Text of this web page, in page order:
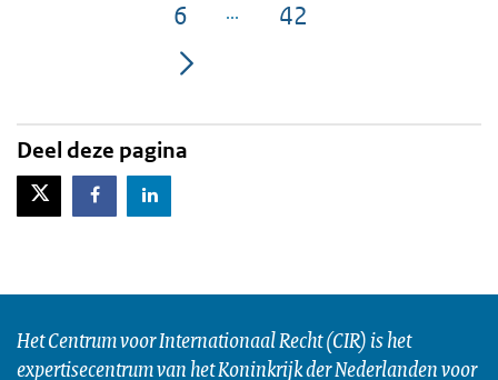
Pagina
6 Pagina
42
Deel deze pagina
X-TwitterFacebookLinkedIn
Het Centrum voor Internationaal Recht (CIR) is het
expertisecentrum van het Koninkrijk der Nederlanden voor